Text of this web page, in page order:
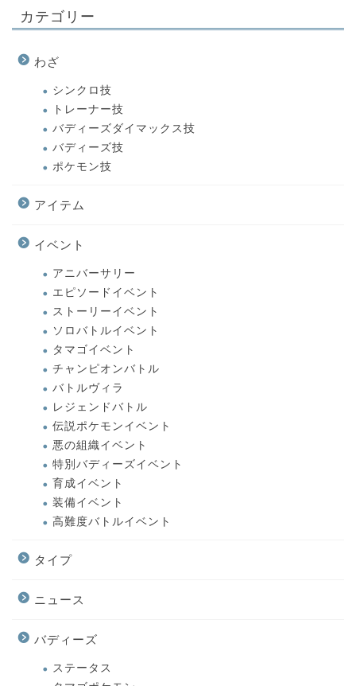
カテゴリー
わざ
シンクロ技
トレーナー技
バディーズダイマックス技
バディーズ技
ポケモン技
アイテム
イベント
アニバーサリー
エピソードイベント
ストーリーイベント
ソロバトルイベント
タマゴイベント
チャンピオンバトル
バトルヴィラ
レジェンドバトル
伝説ポケモンイベント
悪の組織イベント
特別バディーズイベント
育成イベント
装備イベント
高難度バトルイベント
タイプ
ニュース
バディーズ
ステータス